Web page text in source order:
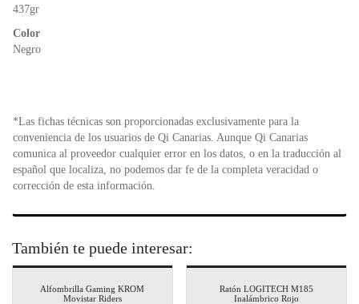
437gr
Color
Negro
*Las fichas técnicas son proporcionadas exclusivamente para la
conveniencia de los usuarios de Qi Canarias. Aunque Qi Canarias
comunica al proveedor cualquier error en los datos, o en la traducción al
español que localiza, no podemos dar fe de la completa veracidad o
corrección de esta información.
También te puede interesar:
Alfombrilla Gaming KROM
Movistar Riders
Ratón LOGITECH M185
Inalámbrico Rojo